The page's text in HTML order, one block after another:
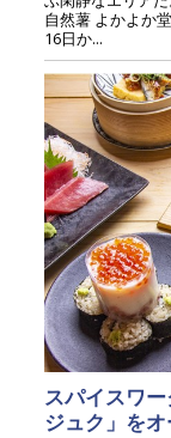
自然薯 よかよか
16日か...
スパイスワ
ジュク」を